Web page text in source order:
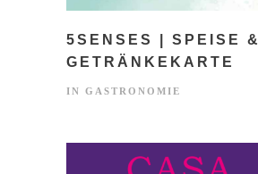
5SENSES | SPEISE &
GETRÄNKEKARTE
IN GASTRONOMIE